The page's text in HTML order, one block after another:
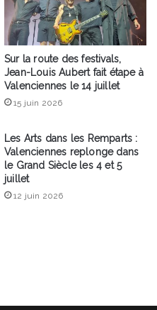
Sur la route des festivals,
Jean-Louis Aubert fait étape à
Valenciennes le 14 juillet
15 juin 2026
Les Arts dans les Remparts :
Valenciennes replonge dans
le Grand Siècle les 4 et 5
juillet
12 juin 2026